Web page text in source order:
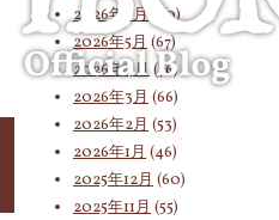
索
対
2026年6月 (60)
2026年5月 (67)
2026年4月 (76)
2026年3月 (66)
2026年2月 (53)
2026年1月 (46)
2025年12月 (60)
2025年11月 (55)